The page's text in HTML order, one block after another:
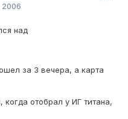
2006
над
за 3 вечера, а карта
отобрал у ИГ титана,